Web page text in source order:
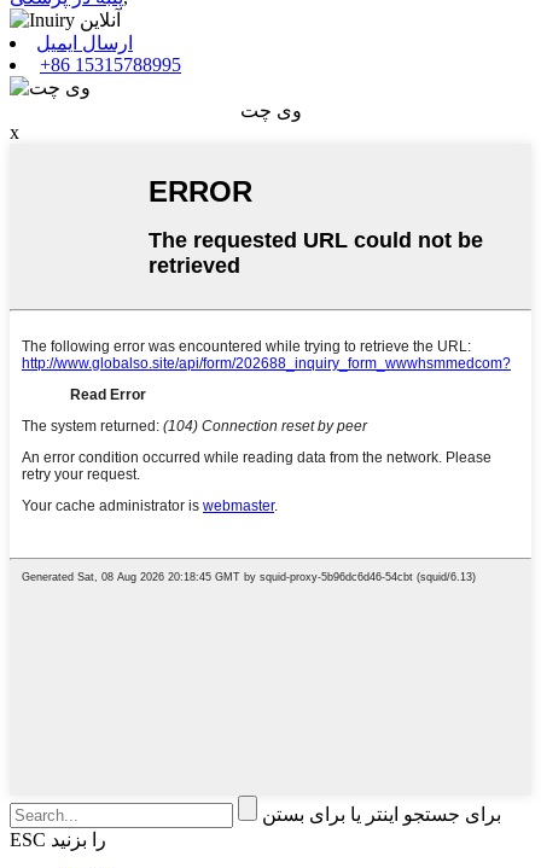
ارسال ایمیل
+86 15315788995
وی چت
x
برای جستجو اینتر یا برای بستن
ESC را بزنید